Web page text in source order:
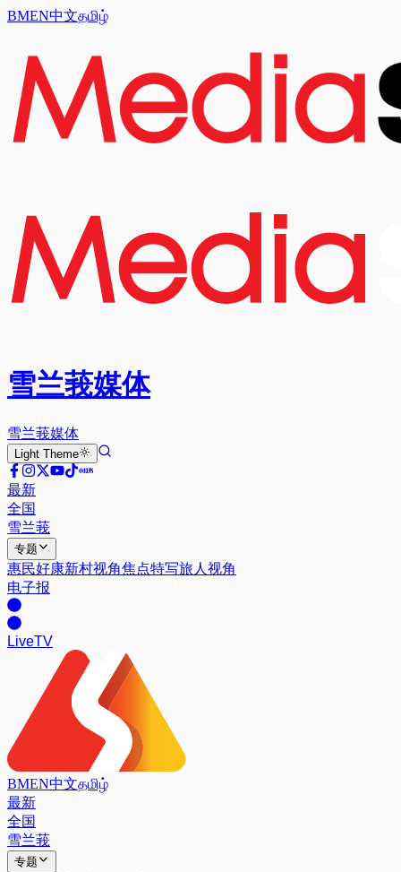
BMEN中文தமிழ்
雪兰莪媒体
雪兰莪媒体
Light Theme
最新
全国
雪兰莪
专题
惠民好康新村视角焦点特写旅人视角
电子报
LiveTV
BMEN中文தமிழ்
最新
全国
雪兰莪
专题